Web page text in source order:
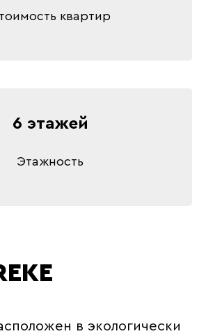
квартир
6 этажей
Этажность
в экологически